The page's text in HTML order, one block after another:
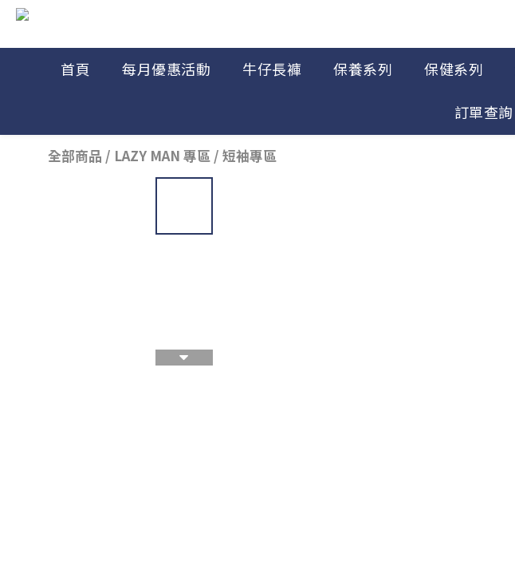
首頁 每月優惠活動 牛仔長褲 保養系列 保健系列
訂單查詢
全部商品 / LAZY MAN 專區 / 短袖專區